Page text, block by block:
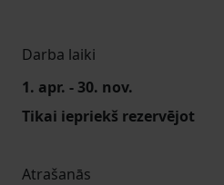
Darba laiki
1. apr. - 30. nov.
Tikai iepriekš rezervējot
Atrašanās